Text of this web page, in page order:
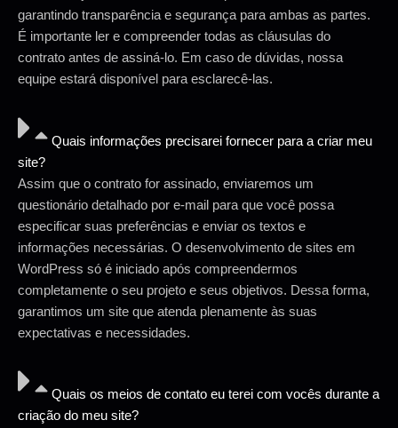
garantindo transparência e segurança para ambas as partes.
É importante ler e compreender todas as cláusulas do
contrato antes de assiná-lo. Em caso de dúvidas, nossa
equipe estará disponível para esclarecê-las.
Quais informações precisarei fornecer para a criar meu
site?
Assim que o contrato for assinado, enviaremos um
questionário detalhado por e-mail para que você possa
especificar suas preferências e enviar os textos e
informações necessárias. O desenvolvimento de sites em
WordPress só é iniciado após compreendermos
completamente o seu projeto e seus objetivos. Dessa forma,
garantimos um site que atenda plenamente às suas
expectativas e necessidades.
Quais os meios de contato eu terei com vocês durante a
criação do meu site?